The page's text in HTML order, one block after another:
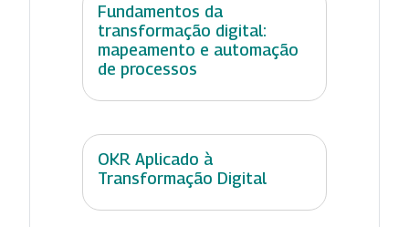
Fundamentos da
transformação digital:
mapeamento e automação
de processos
OKR Aplicado à
Transformação Digital